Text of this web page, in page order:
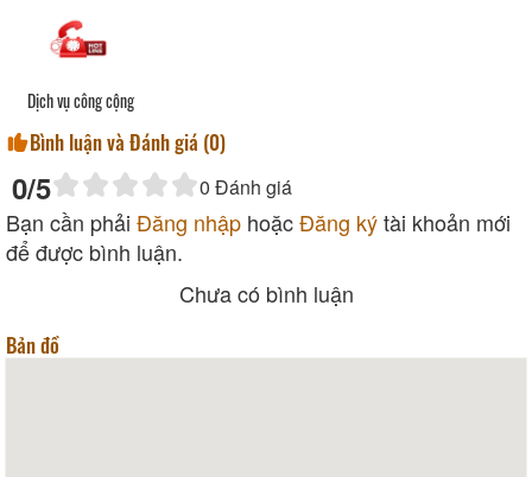
Dịch vụ công cộng
Bình luận và Đánh giá (0)
0/5 0 Đánh giá
Bạn cần phải Đăng nhập hoặcĐăng kýtài khoản mới
để được bình luận.
Chưa có bình luận
Bản đồ